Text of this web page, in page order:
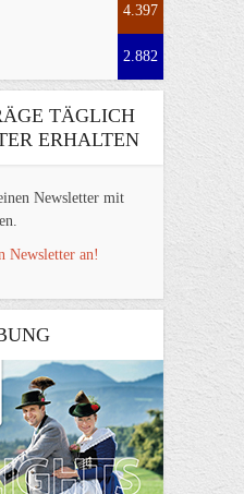
4.397
2.882
TÄGLICH
ERHALTEN
Newsletter mit
Newsletter an!